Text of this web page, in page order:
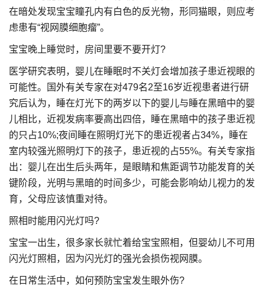
在暗处发现宝宝瞳孔内有白色的反光物，形同猫眼，则应考
虑患有“视网膜细胞瘤”。
宝宝晚上睡觉时，房间里要不要开灯?
医学研究表明，婴儿在睡眠时不关灯会增加孩子患近视眼的
可能性。国外有关专家在对479名2至16岁近视患者进行研
究后认为，睡在灯光下的两岁以下的婴儿与睡在黑暗中的婴
儿相比，近视发病率要高出四倍，睡在黑暗中的孩子患近视
的只占10%;夜间睡在照明灯光下的患近视者占34%，睡在
室内较强光照明灯下的孩子，患近视的占55%。有关专家指
出：婴儿在出生后头两年，是眼睛和焦距调节功能发育的关
键阶段，光明与黑暗的时间多少，可能会影响幼儿视力的发
育，父母应该慎重对待。
照相时能用闪光灯吗?
宝宝一出生，很多家长就忙着给宝宝照相，但婴幼儿不可用
闪光灯照相，因为闪光灯的强光会损伤视网膜。
在日常生活中，如何预防宝宝发生眼外伤?